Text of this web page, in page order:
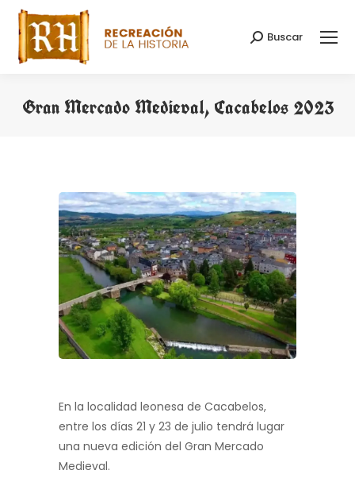
Buscar:
Buscar
Gran Mercado Medieval, Cacabelos 2023
En la localidad leonesa de Cacabelos,
entre los días 21 y 23 de julio tendrá lugar
una nueva edición del Gran Mercado
Medieval.